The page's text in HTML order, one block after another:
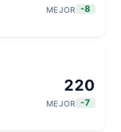
MEJOR -8
220
MEJOR -7